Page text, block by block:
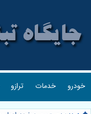
خودرو خدمات ترازو